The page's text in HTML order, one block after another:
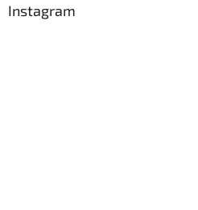
Instagram